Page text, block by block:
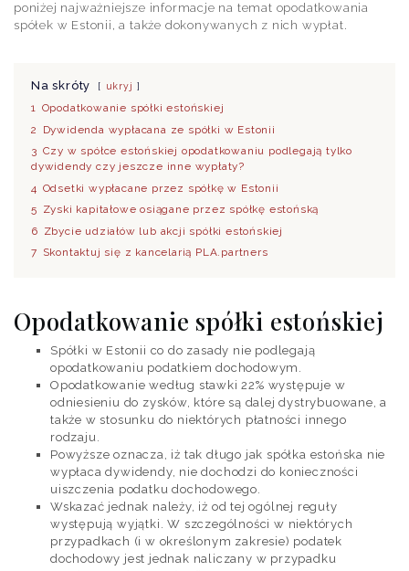
poniżej najważniejsze informacje na temat opodatkowania
spółek w Estonii, a także dokonywanych z nich wypłat.
Na skróty ukryj
1 Opodatkowanie spółki estońskiej
2
Dywidenda wypłacana ze spółki w Estonii
3 Czy w spółce estońskiej opodatkowaniu podlegają tylko
dywidendy czy jeszcze inne wypłaty?
4 Odsetki wypłacane przez spółkę w Estonii
5 Zyski kapitałowe osiągane przez spółkę estońską
6 Zbycie udziałów lub akcji spółki estońskiej
7 Skontaktuj się z kancelarią PLA.partners
Opodatkowanie spółki estońskiej
Spółki w Estonii co do zasady nie podlegają
opodatkowaniu podatkiem dochodowym.
Opodatkowanie według stawki 22% występuje w
odniesieniu do zysków, które są dalej dystrybuowane, a
także w stosunku do niektórych płatności innego
rodzaju.
Powyższe oznacza, iż tak długo jak spółka estońska nie
wypłaca dywidendy, nie dochodzi do konieczności
uiszczenia podatku dochodowego.
Wskazać jednak należy, iż od tej ogólnej reguły
występują wyjątki. W szczególności w niektórych
przypadkach (i w określonym zakresie) podatek
dochodowy jest jednak naliczany w przypadku